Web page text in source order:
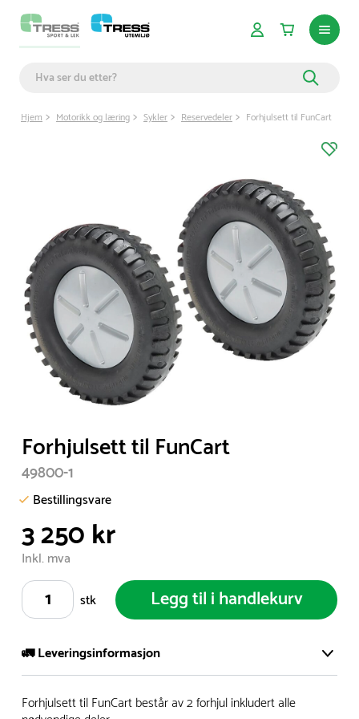
Hjem Motorikk og læring Sykler Reservedeler Forhjulsett til FunCart
1
of
1
Forhjulsett til FunCart
49800-1
Bestillingsvare
3 250 kr
Inkl. mva
stk
Legg til i handlekurv
🚛 Leveringsinformasjon
Vi har et stort og effektivt lager i Skanderborg, Danmark -
Forhjulsett til FunCart består av 2 forhjul inkludert alle